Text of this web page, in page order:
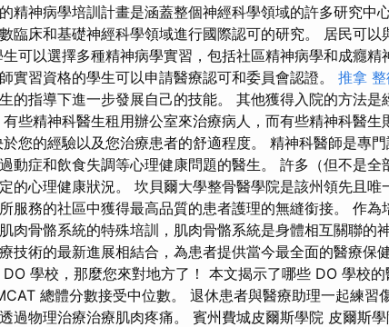
精神病學培訓計畫是涵蓋整個神經科學領域的許多研究中
臨床和基礎神經科學領域進行國際認可的研究。 居民可以
可以選擇多種精神病學實習，包括社區精神病學和成癮精
實習資格的學生可以申請醫療認可和委員會認證。 推拿 整
的指導下進一步發展自己的技能。 其他獲得入院的方法是
些精神科醫生租用辦公室來治療病人，而有些精神科醫生
您的經驗以及您治療患者的舒適程度。 精神科醫師是專
動症和飲食失調等心理健康問題的醫生。 許多（但不是全
的心理健康狀況。 坎貝爾大學整骨醫學院是該州領先且唯
服務的社區中獲得最高品質的患者護理的無縫銜接。 作為
肉骨骼系統的特殊培訓，肌肉骨骼系統是身體相互關聯的
技術的最新進展相結合，為患者提供當今最全面的醫療保
學校，那麼您來對地方了！ 本文揭示了哪些 DO 學校的
總體分數接受中位數。 退休患者與醫療助理一起練習
過物理治療治療肌肉疼痛。 賓州費城皮爾斯學院 皮爾斯